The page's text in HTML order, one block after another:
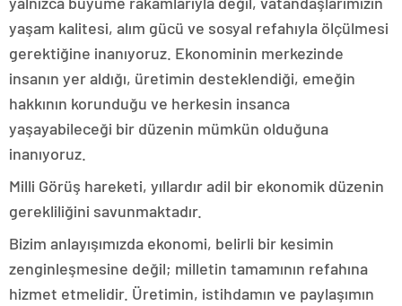
yaşam kalitesi, alım gücü ve sosyal refahıyla ölçülmesi
gerektiğine inanıyoruz. Ekonominin merkezinde
insanın yer aldığı, üretimin desteklendiği, emeğin
hakkının korunduğu ve herkesin insanca
yaşayabileceği bir düzenin mümkün olduğuna
inanıyoruz.
Milli Görüş hareketi, yıllardır adil bir ekonomik düzenin
gerekliliğini savunmaktadır.
Bizim anlayışımızda ekonomi, belirli bir kesimin
zenginleşmesine değil; milletin tamamının refahına
hizmet etmelidir. Üretimin, istihdamın ve paylaşımın